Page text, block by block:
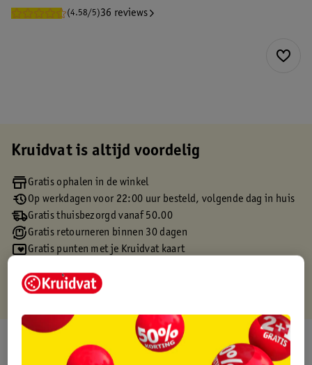
(4.58/5)36 reviews
Kruidvat is altijd voordelig
Gratis ophalen in de winkel
Op werkdagen voor 22:00 uur besteld, volgende dag in huis
Gratis thuisbezorgd vanaf 50.00
Gratis retourneren binnen 30 dagen
Gratis punten met je Kruidvat kaart
Over dit product